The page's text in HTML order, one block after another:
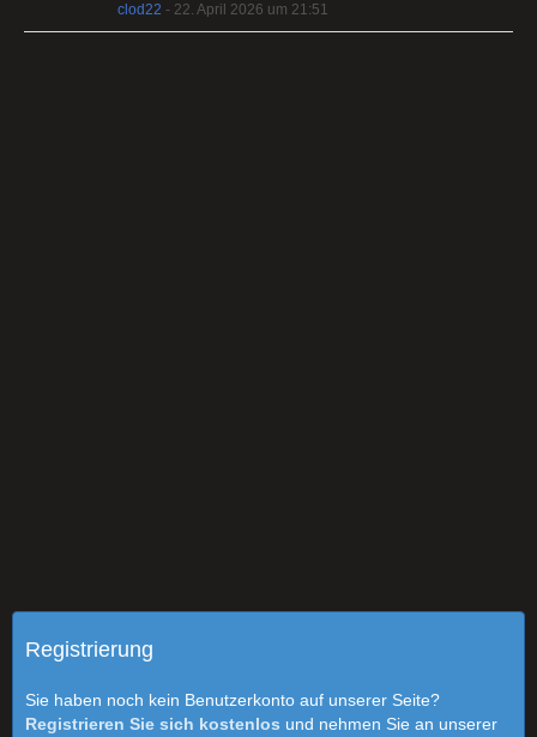
clod22 - 22. April 2026 um 21:51
Registrierung
Sie haben noch kein Benutzerkonto auf unserer Seite?
Registrieren Sie sich kostenlos und nehmen Sie an unserer